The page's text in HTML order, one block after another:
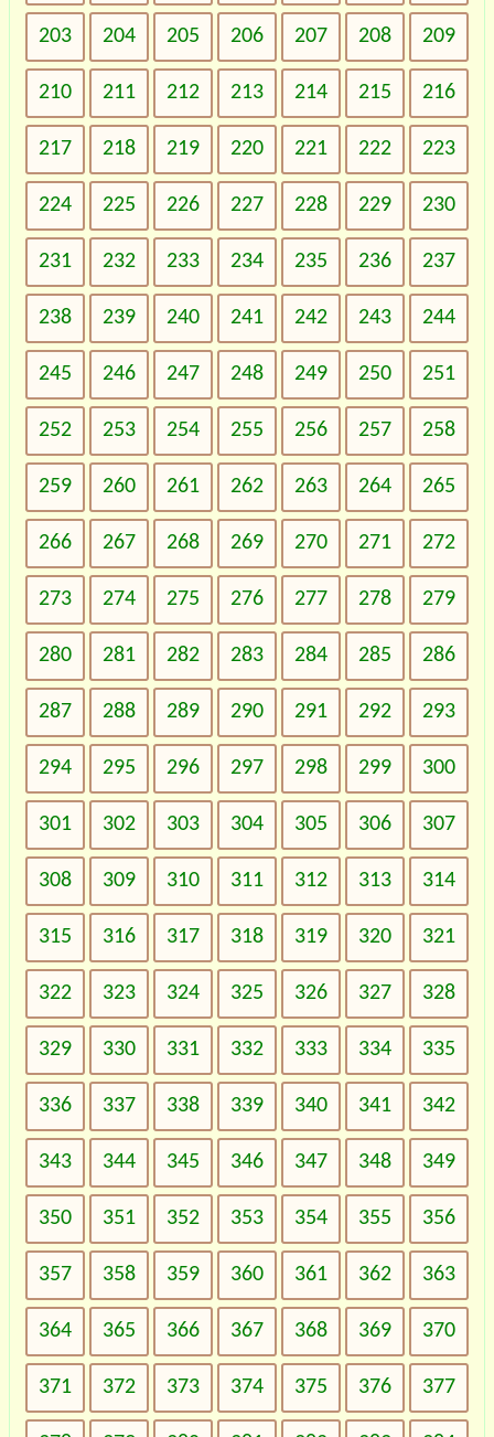
203 204 205 206 207 208 209
210 211 212 213 214 215 216
217 218 219 220 221 222 223
224 225 226 227 228 229 230
231 232 233 234 235 236 237
238 239 240 241 242 243 244
245 246 247 248 249 250 251
252 253 254 255 256 257 258
259 260 261 262 263 264 265
266 267 268 269 270 271 272
273 274 275 276 277 278 279
280 281 282 283 284 285 286
287 288 289 290 291 292 293
294 295 296 297 298 299 300
301 302 303 304 305 306 307
308 309 310 311 312 313 314
315 316 317 318 319 320 321
322 323 324 325 326 327 328
329 330 331 332 333 334 335
336 337 338 339 340 341 342
343 344 345 346 347 348 349
350 351 352 353 354 355 356
357 358 359 360 361 362 363
364 365 366 367 368 369 370
371 372 373 374 375 376 377